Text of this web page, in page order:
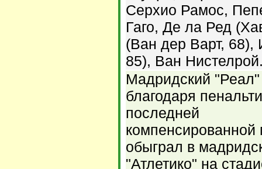
Серхио Рамос,
Гаго, Де ла Ред
(Ван дер Варт, 68),
85), Ван
Мадридский "Реал"
благодаря
последней
компенсированной
обыграл в
"Атлетико" на